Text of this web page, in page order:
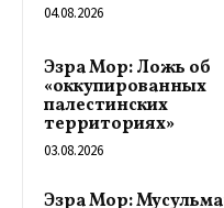
04.08.2026
Эзра Мор: Ложь об
«оккупированных
палестинских
территориях»
03.08.2026
Эзра Мор: